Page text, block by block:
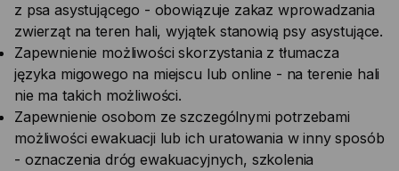
z psa asystującego - obowiązuje zakaz wprowadzania
zwierząt na teren hali, wyjątek stanowią psy asystujące.
Zapewnienie możliwości skorzystania z tłumacza
języka migowego na miejscu lub online - na terenie hali
nie ma takich możliwości.
Zapewnienie osobom ze szczególnymi potrzebami
możliwości ewakuacji lub ich uratowania w inny sposób
- oznaczenia dróg ewakuacyjnych, szkolenia